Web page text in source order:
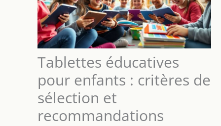
Tablettes éducatives
pour enfants : critères de
sélection et
recommandations